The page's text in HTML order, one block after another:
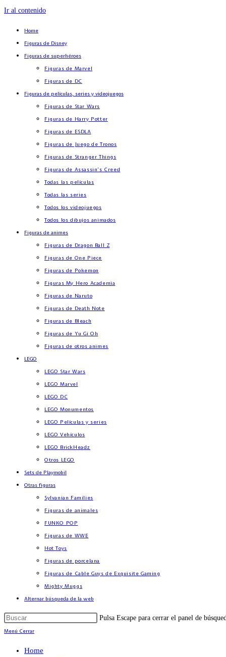
Ir al contenido
Home
Figuras de Disney
Figuras de superhéroes
Figuras de Marvel
Figuras de DC
Figuras de películas, series y videojuegos
Figuras de Star Wars
Figuras de Harry Potter
Figuras de ESDLA
Figuras de Juego de Tronos
Figuras de Stranger Things
Figuras de Assassin’s Creed
Todas las películas
Todas las series
Todos los videojuegos
Todos los dibujos animados
Figuras de animes
Figuras de Dragon Ball Z
Figuras de One Piece
Figuras de Pokemon
Figuras My Hero Academia
Figuras de Naruto
Figuras de Death Note
Figuras de Bleach
Figuras de Yu Gi Oh
Figuras de otros animes
LEGO
LEGO Star Wars
LEGO Marvel
LEGO DC
LEGO Monumentos
LEGO Películas y series
LEGO Vehículos
LEGO BrickHeadz
Otros LEGO
Sets de Playmobil
Otras figuras
Sylvanian Families
Figuras de animales
FUNKO POP
Figuras de WWE
Hot Toys
Figuras de porcelana
Figuras de Cable Guys de Exquisite Gaming
Mighty Muggs
Alternar búsqueda de la web
Pulsa Escape para cerrar el panel de
Menú Cerrar
Home